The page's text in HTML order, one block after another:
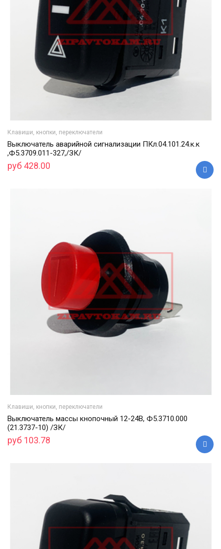
Клавиши, кнопки, переключатели
Выключатель аварийной сигнализации ПКл.04.101.24.к.к
,Ф5.3709.011-327,/ЗК/
руб 428.00
Клавиши, кнопки, переключатели
Выключатель массы кнопочный 12-24В, Ф5.3710.000
(21.3737-10) /ЗК/
руб 103.78